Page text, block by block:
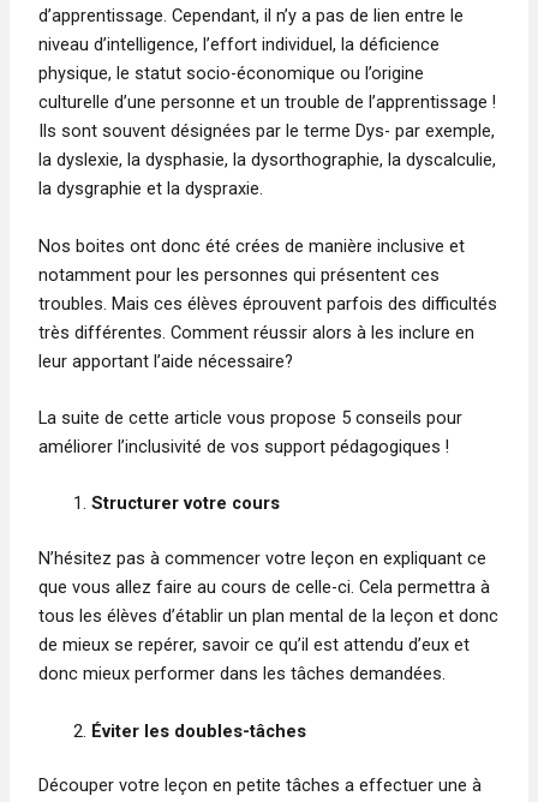
d’apprentissage. Cependant, il n’y a pas de lien entre le
niveau d’intelligence, l’effort individuel, la déficience
physique, le statut socio-économique ou l’origine
culturelle d’une personne et un trouble de l’apprentissage !
Ils sont souvent désignées par le terme Dys- par exemple,
la dyslexie, la dysphasie, la dysorthographie, la dyscalculie,
la dysgraphie et la dyspraxie.
Nos boites ont donc été crées de manière inclusive et
notamment pour les personnes qui présentent ces
troubles. Mais ces élèves éprouvent parfois des difficultés
très différentes. Comment réussir alors à les inclure en
leur apportant l’aide nécessaire?
La suite de cette article vous propose 5 conseils pour
améliorer l’inclusivité de vos support pédagogiques !
Structurer votre cours
N’hésitez pas à commencer votre leçon en expliquant ce
que vous allez faire au cours de celle-ci. Cela permettra à
tous les élèves d’établir un plan mental de la leçon et donc
de mieux se repérer, savoir ce qu’il est attendu d’eux et
donc mieux performer dans les tâches demandées.
Éviter les doubles-tâches
Découper votre leçon en petite tâches a effectuer une à